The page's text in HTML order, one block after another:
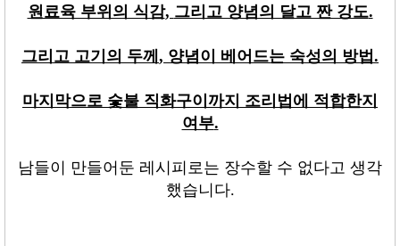
원료육 부위의 식감, 그리고 양념의 달고 짠 강도.
그리고 고기의 두께 , 양념이 베어드는 숙성의 방법 .
마지막으로 숯불 직화구이까지 조리법에 적합한지
여부.
남들이 만들어둔 레시피로는 장수할 수 없다고 생각
했습니다.